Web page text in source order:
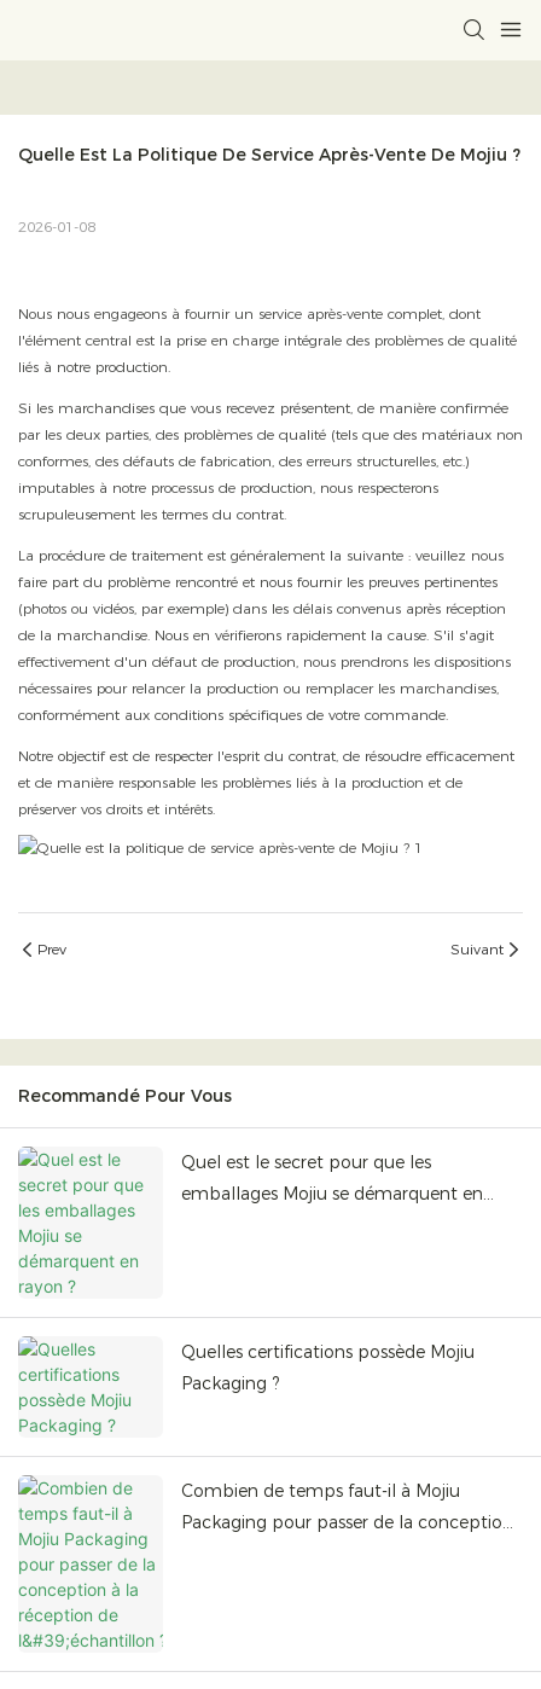
Quelle Est La Politique De Service Après-Vente De Mojiu ?
2026-01-08
Nous nous engageons à fournir un service après-vente complet, dont
l'élément central est la prise en charge intégrale des problèmes de qualité
liés à notre production.
Si les marchandises que vous recevez présentent, de manière confirmée
par les deux parties, des problèmes de qualité (tels que des matériaux non
conformes, des défauts de fabrication, des erreurs structurelles, etc.)
imputables à notre processus de production, nous respecterons
scrupuleusement les termes du contrat.
La procédure de traitement est généralement la suivante : veuillez nous
faire part du problème rencontré et nous fournir les preuves pertinentes
(photos ou vidéos, par exemple) dans les délais convenus après réception
de la marchandise. Nous en vérifierons rapidement la cause. S'il s'agit
effectivement d'un défaut de production, nous prendrons les dispositions
nécessaires pour relancer la production ou remplacer les marchandises,
conformément aux conditions spécifiques de votre commande.
Notre objectif est de respecter l'esprit du contrat, de résoudre efficacement
et de manière responsable les problèmes liés à la production et de
préserver vos droits et intérêts.
Prev Suivant
Recommandé Pour Vous
Quel est le secret pour que les
emballages Mojiu se démarquent en
Quelles certifications possède Mojiu
Packaging ?
Combien de temps faut-il à Mojiu
Packaging pour passer de la conception